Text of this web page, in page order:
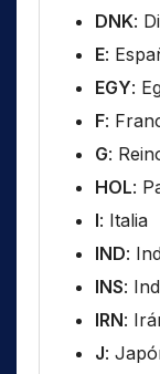
DNK:
E:
EGY:
F:
G:
HOL:
I: Italia
IND:
INS:
IRN:
J: